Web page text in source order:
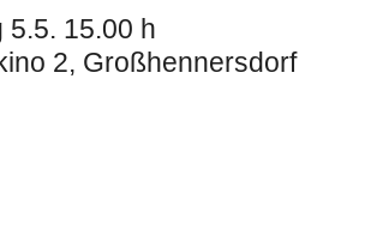
5.5. 15.00 h
2, Großhennersdorf